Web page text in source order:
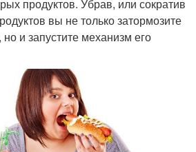
продуктов. Убрав, или сократив
вы не только затормозите
и запустите механизм его